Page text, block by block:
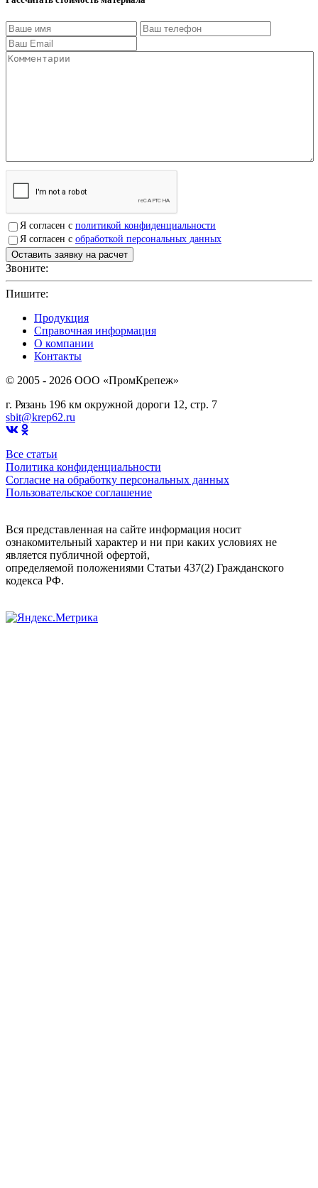
Я согласен с политикой конфиденциальности
Я согласен с обработкой персональных данных
Звоните:
Пишите:
Продукция
Справочная информация
О компании
Контакты
© 2005 - 2026 OOO «ПромКрепеж»
г. Рязань 196 км окружной дороги 12, стр. 7
sbit@krep62.ru
Все статьи
Политика конфиденциальности
Согласие на обработку персональных данных
Пользовательское соглашение
Вся представленная на сайте информация носит
ознакомительный характер и ни при каких условиях не
является публичной офертой,
определяемой положениями Статьи 437(2) Гражданского
кодекса РФ.